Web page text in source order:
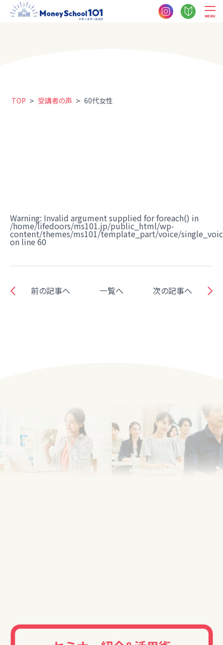
MENU
TOP > 受講者の声 > 60代女性
Warning: Invalid argument supplied for foreach() in
/home/lifedoors/ms101.jp/public_html/wp-
content/themes/ms101/template_part/voice/
on line 60
前の記事へ 一覧へ 次の記事へ